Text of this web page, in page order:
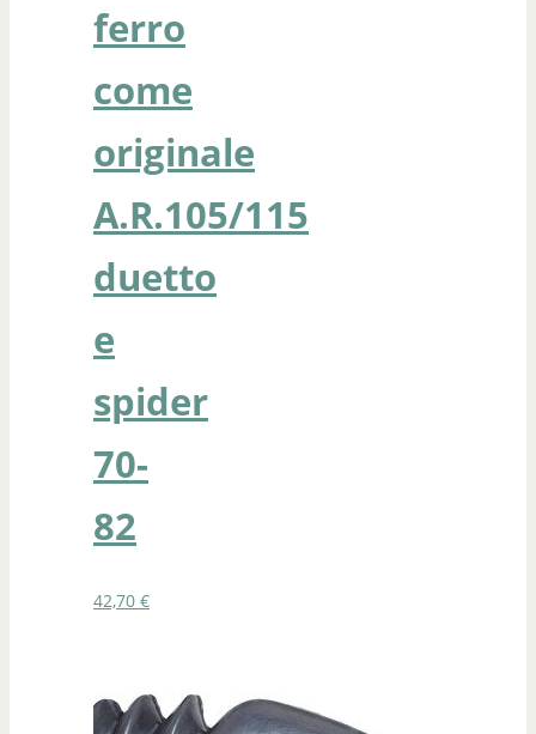
ferro
come
originale
A.R.105/115
duetto
e
spider
70-
82
42,70 €